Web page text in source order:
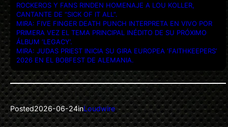
ROCKEROS Y FANS RINDEN HOMENAJE A LOU KOLLER,
CANTANTE DE “SICK OF IT ALL”.
MIRA: FIVE FINGER DEATH PUNCH INTERPRETA EN VIVO POR
PRIMERA VEZ EL TEMA PRINCIPAL INÉDITO DE SU PRÓXIMO
ÁLBUM ‘LEGACY’.
MIRA: JUDAS PRIEST INICIA SU GIRA EUROPEA ‘FAITHKEEPERS’
2026 EN EL BOBFEST DE ALEMANIA.
Posted2026-06-24inLoudwire